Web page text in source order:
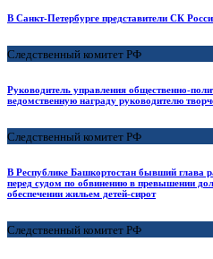
В Санкт-Петербурге представители СК
Следственный комитет РФ
Руководитель управления общественно-
ведомственную награду руководителю
Следственный комитет РФ
В Республике Башкортостан бывший глава
перед судом по обвинению в превышении
обеспечении жильем детей-сирот
Следственный комитет РФ